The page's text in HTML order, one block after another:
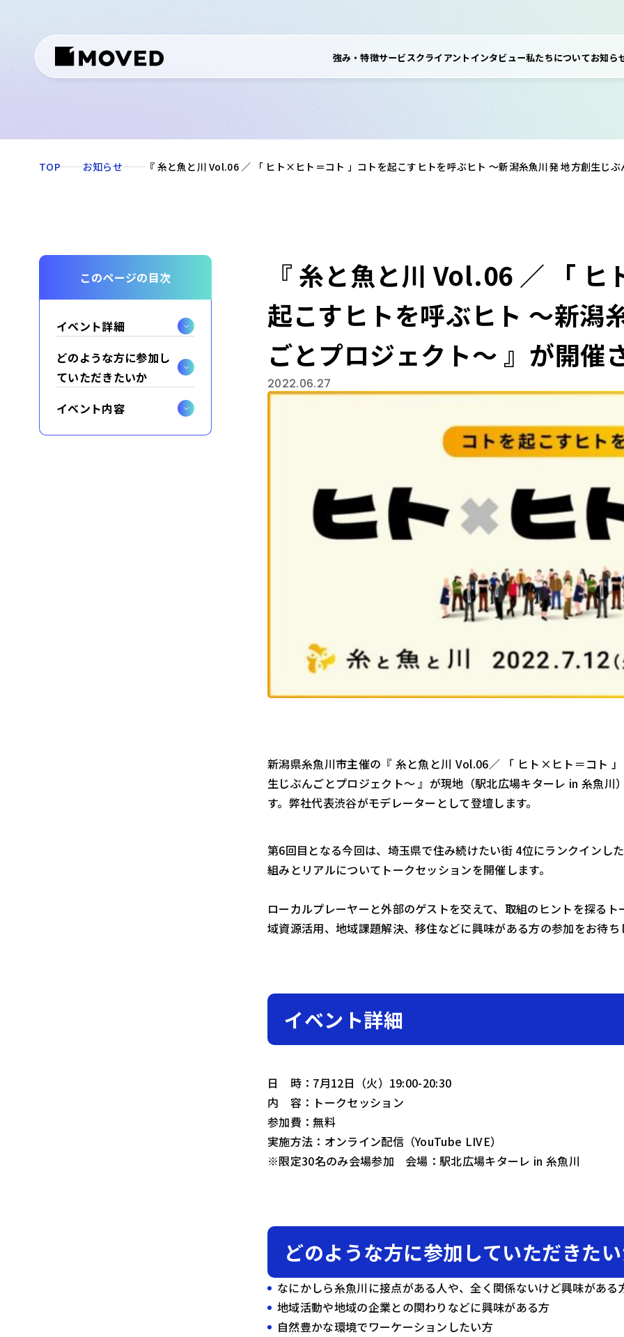
強み・特徴サービスクライアントインタビュー私たちについてお知ら
TOP お知らせ 『 糸と魚と川 Vol.06 ／ 「 ヒト×ヒト＝コト 」コトを起こすヒトを呼ぶヒト ～新潟糸魚川発 地方創生じ
このページの目次
イベント詳細
どのような方に参加し
ていただきたいか
イベント内容
『 糸と魚と川 Vol.06 ／ 「
起こすヒトを呼ぶヒト ～新潟
ごとプロジェクト～ 』が開催
2022.06.27
新潟県糸魚川市主催の『 糸と魚と川 Vol.06／ 「 ヒト×ヒト＝コト
生じぶんごとプロジェクト～ 』が現地（駅北広場キターレ in 糸魚川
す。弊社代表渋谷がモデレーターとして登壇します。
第6回目となる今回は、埼玉県で住み続けたい街 4位にランクインし
組みとリアルについてトークセッションを開催します。
ローカルプレーヤーと外部のゲストを交えて、取組のヒントを探る
域資源活用、地域課題解決、移住などに興味がある方の参加をお待ち
イベント詳細
日 時：7月12日（火）19:00-20:30
内 容：トークセッション
参加費：無料
実施方法：オンライン配信（YouTube LIVE）
※限定30名のみ会場参加 会場：駅北広場キターレ in 糸魚川
どのような方に参加していただきた
なにかしら糸魚川に接点がある人や、全く関係ないけど興味がある
地域活動や地域の企業との関わりなどに興味がある方
自然豊かな環境でワーケーションしたい方